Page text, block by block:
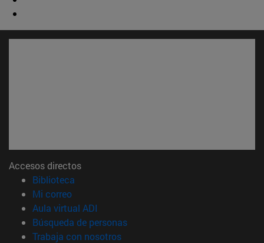
Accesos directos
Biblioteca
Mi correo(abre en nueva ventana)
Aula virtual ADI
Búsqueda de personas(abre en nueva ventana)
Trabaja con nosotros(abre en nueva ventana)